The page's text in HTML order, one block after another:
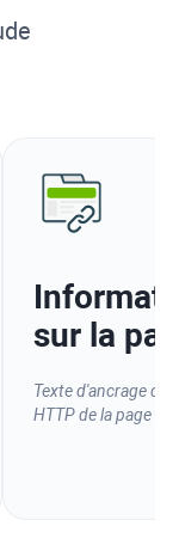
sur la
Texte d'ancrage du
HTTPde la page